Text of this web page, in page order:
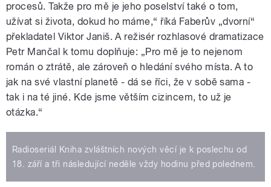
procesů. Takže pro mě je jeho poselství také o tom,
užívat si života, dokud ho máme,“ říká Faberův „dvorní“
překladatel Viktor Janiš. A režisér rozhlasové dramatizace
Petr Mančal k tomu doplňuje: „Pro mě je to nejenom
román o ztrátě, ale zároveň o hledání svého místa. A to
jak na své vlastní planetě ‒ dá se říci, že v sobě sama ‒
tak i na té jiné. Kde jsme větším cizincem, to už je
otázka.“
Radioseriál Kniha zvláštních nových věcí je k poslechu od
18. září a tři následující neděle vždy hodinu před polednem.